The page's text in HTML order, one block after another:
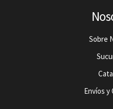
Sobre
Envíos y